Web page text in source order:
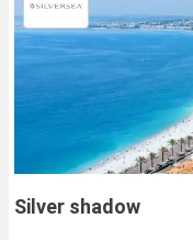
Silver shadow